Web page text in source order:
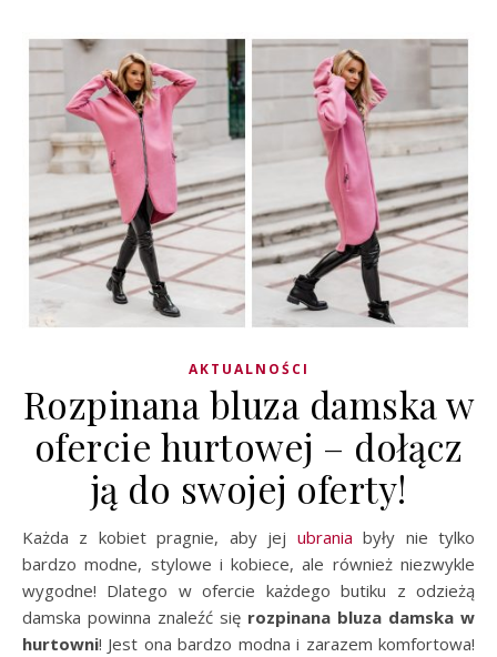
AKTUALNOŚCI
Rozpinana bluza damska w
ofercie hurtowej – dołącz
ją do swojej oferty!
Każda z kobiet pragnie, aby jej ubrania były nie tylko
bardzo modne, stylowe i kobiece, ale również niezwykle
wygodne! Dlatego w ofercie każdego butiku z odzieżą
damska powinna znaleźć się rozpinana bluza damska w
hurtowni! Jest ona bardzo modna i zarazem komfortowa!